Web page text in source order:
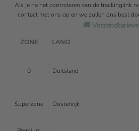
Als je na het controleren van de trackinglink
contact met ons open we zullen ons best
🚚
0 Duitsland
Superzone Oostenrijk
ZONE LAND